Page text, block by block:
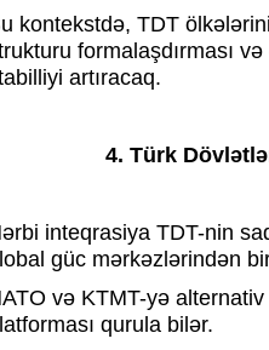
kontekstdə, TDT
formalaşdırması
artıracaq.
4. Türk
inteqrasiya TDT-nin
güc mərkəzlərindən
və KTMT-yə
qurula bilər.